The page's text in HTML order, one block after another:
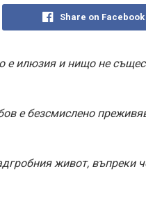
Share on Facebook
е илюзия и нищо не
е безсмислено
живот, въпреки